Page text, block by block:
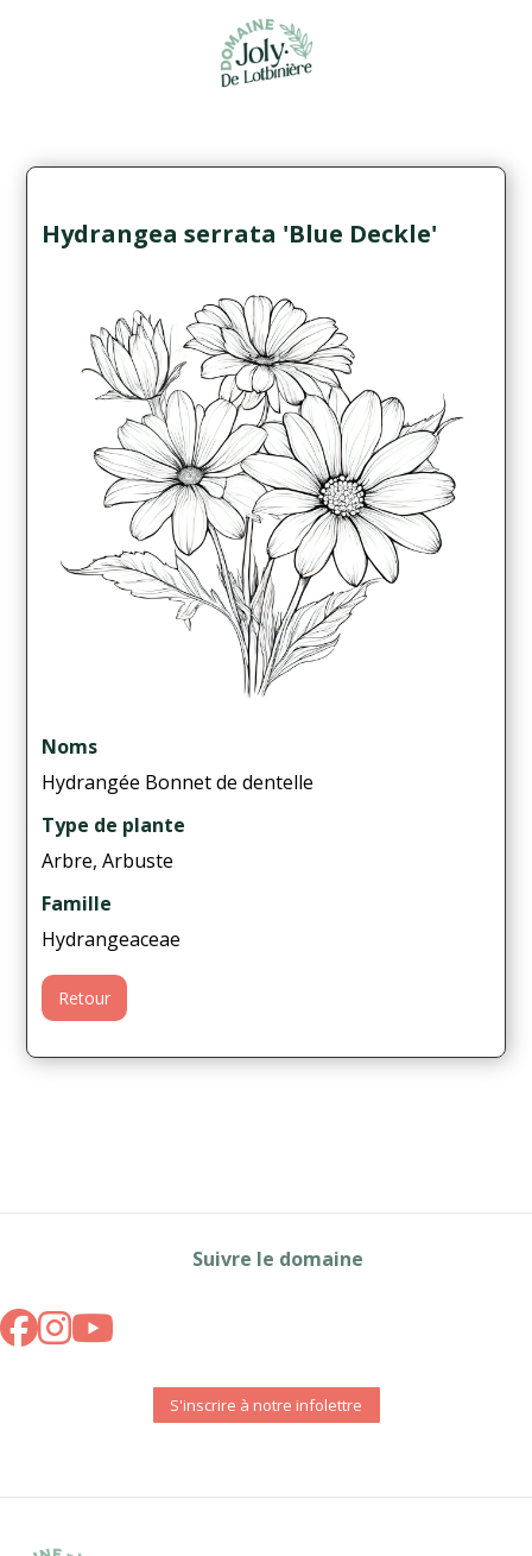
Hydrangea serrata 'Blue Deckle'
Noms
Hydrangée Bonnet de dentelle
Type de plante
Arbre, Arbuste
Famille
Hydrangeaceae
Retour
Suivre le domaine
S'inscrire à notre infolettre